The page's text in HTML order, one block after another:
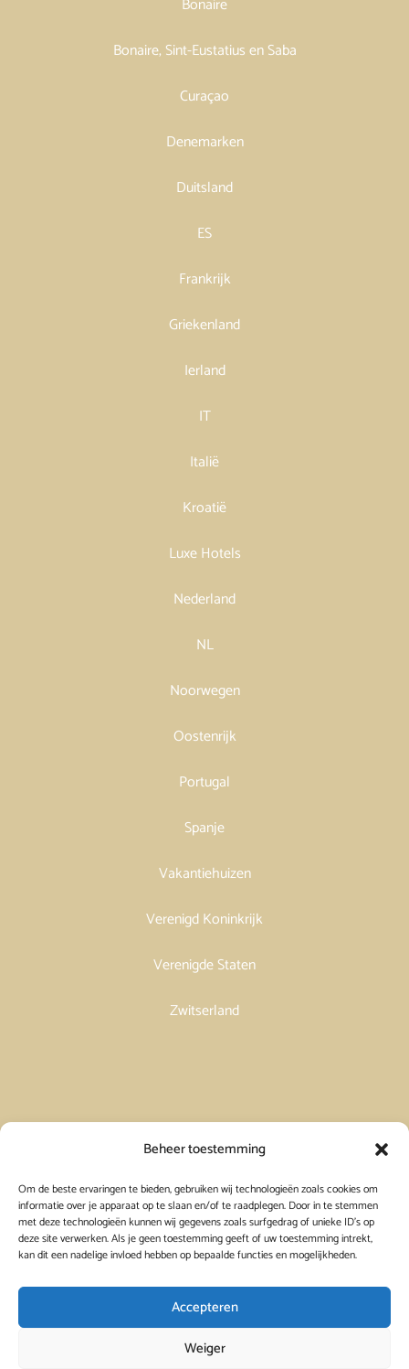
Beheer toestemming
Om de beste ervaringen te bieden, gebruiken wij technologieën zoals cookies om
informatie over je apparaat op te slaan en/of te raadplegen. Door in te stemmen
met deze technologieën kunnen wij gegevens zoals surfgedrag of unieke ID's op
deze site verwerken. Als je geen toestemming geeft of uw toestemming intrekt,
kan dit een nadelige invloed hebben op bepaalde functies en mogelijkheden.
Accepteren
Weiger
Bonaire
Bonaire, Sint-Eustatius en Saba
Curaçao
Denemarken
Duitsland
ES
Frankrijk
Griekenland
Ierland
IT
Italië
Kroatië
Luxe Hotels
Nederland
NL
Noorwegen
Oostenrijk
Portugal
Spanje
Vakantiehuizen
Verenigd Koninkrijk
Verenigde Staten
Zwitserland
Vakantiehuis in Frankrijk huren
Vakantiehuis in Griekenland huren